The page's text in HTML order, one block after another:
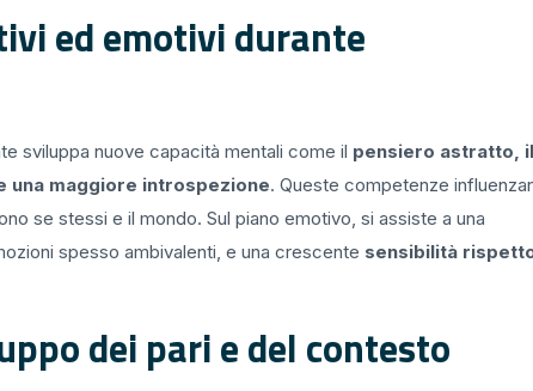
ed emotivi durante
sviluppa nuove capacità mentali come il pensiero astratto, il
maggiore introspezione. Queste competenze
se stessi e il mondo. Sul piano emotivo, si assiste a una
spesso ambivalenti, e una crescente sensibilità
dei pari e del contesto